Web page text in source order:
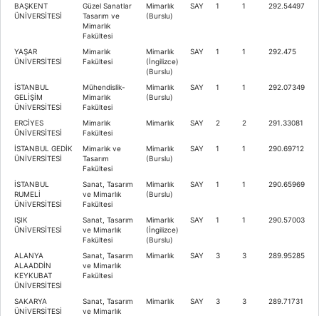
BAŞKENT
ÜNİVERSİTESİ
Güzel Sanatlar
Tasarım ve
Mimarlık
Fakültesi
Mimarlık
(Burslu)
SAY 1 1 292.54497
YAŞAR
ÜNİVERSİTESİ
Mimarlık
Fakültesi
Mimarlık
(İngilizce)
(Burslu)
SAY 1 1 292.475
İSTANBUL
GELİŞİM
ÜNİVERSİTESİ
Mühendislik-
Mimarlık
Fakültesi
Mimarlık
(Burslu)
SAY 1 1 292.07349
ERCİYES
ÜNİVERSİTESİ
Mimarlık
Fakültesi
Mimarlık SAY 2 2 291.33081
İSTANBUL GEDİK
ÜNİVERSİTESİ
Mimarlık ve
Tasarım
Fakültesi
Mimarlık
(Burslu)
SAY 1 1 290.69712
İSTANBUL
RUMELİ
ÜNİVERSİTESİ
Sanat, Tasarım
ve Mimarlık
Fakültesi
Mimarlık
(Burslu)
SAY 1 1 290.65969
IŞIK
ÜNİVERSİTESİ
Sanat, Tasarım
ve Mimarlık
Fakültesi
Mimarlık
(İngilizce)
(Burslu)
SAY 1 1 290.57003
ALANYA
ALAADDİN
KEYKUBAT
ÜNİVERSİTESİ
Sanat, Tasarım
ve Mimarlık
Fakültesi
Mimarlık SAY 3 3 289.95285
SAKARYA
ÜNİVERSİTESİ
Sanat, Tasarım
ve Mimarlık
Mimarlık SAY 3 3 289.71731